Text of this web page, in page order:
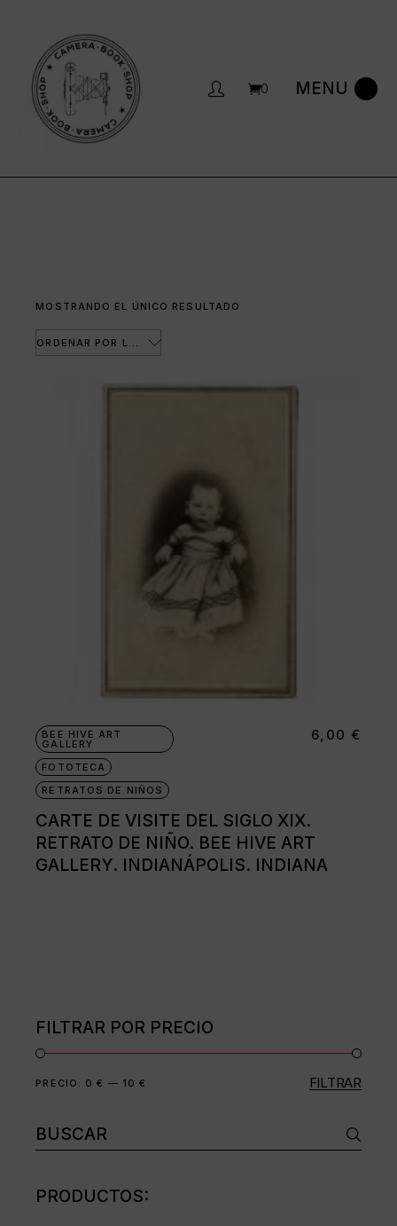
0
MOSTRANDO EL ÚNICO RESULTADO
BEE HIVE ART
GALLERY
FOTOTECA
RETRATOS DE NIÑOS
CARTE DE VISITE DEL SIGLO XIX.
RETRATO DE NIÑO. BEE HIVE ART
GALLERY. INDIANÁPOLIS. INDIANA
6,00 €
FILTRAR POR PRECIO
Precio
Precio FILTRAR
PRECIO: 0 € — 10 €
Buscar:
PRODUCTOS: